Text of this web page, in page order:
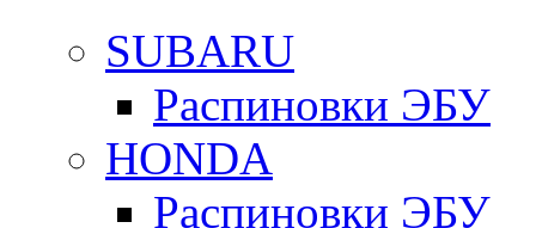
SUBARU
Распиновки ЭБУ
HONDA
Распиновки ЭБУ